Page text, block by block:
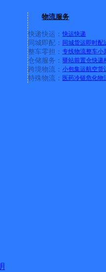
物流服务
快递快运： 快运快递
同城即配： 同城货运即时配
整车零担： 专线物流整车小
仓储服务： 驿站前置仓快递
跨境物流： 小包集运航空货
特殊物流： 医药冷链危化物
号码地址
128-2号
号
号码